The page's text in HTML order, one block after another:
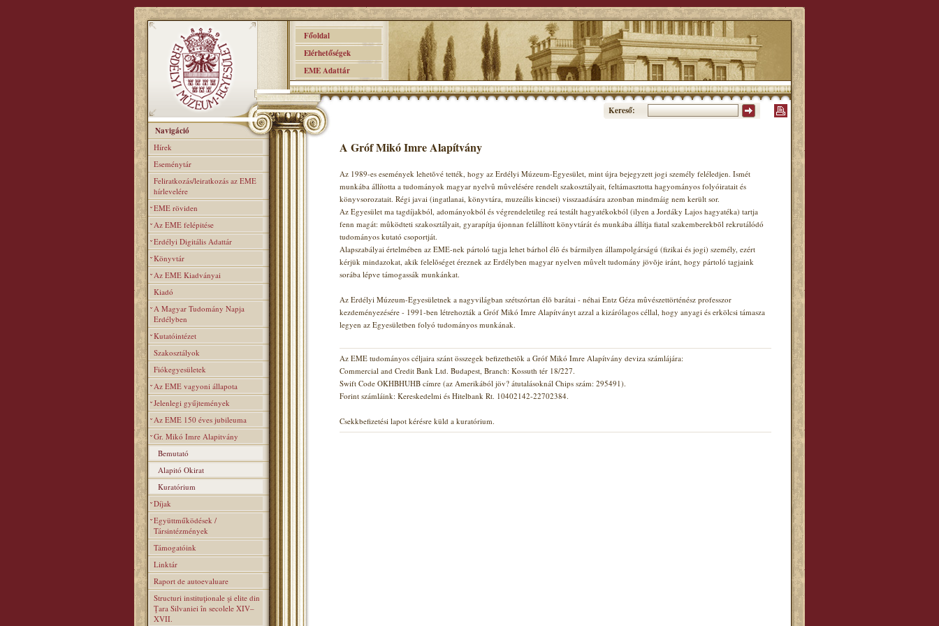
Főoldal
Elérhetőségek
EME Adattár
Kereső:
Navigáció
Hírek
Eseménytár
Feliratkozás/leiratkozás az EME
hírlevelére
EME röviden
Az EME felépitése
Erdélyi Digitális Adattár
Könyvtár
Az EME Kiadványai
Kiadó
A Magyar Tudomány Napja
Erdélyben
Kutatóintézet
Szakosztályok
Fiókegyesületek
Az EME vagyoni állapota
Jelenlegi gyűjtemények
Az EME 150 éves jubileuma
Gr. Mikó Imre Alapitvány
Bemutató
Alapitó Okirat
Kuratórium
Díjak
Együttműködések /
Társintézmények
Támogatóink
Linktár
Raport de autoevaluare
Structuri instituţionale şi elite din
Ţara Silvaniei în secolele XIV–
XVII.
A Gróf Mikó Imre Alapítvány
Az 1989-es események lehetõvé tették, hogy az Erdélyi Múzeum-Egyesület, mint újra bejegyzett jogi személy feléledjen. Ismét
munkába állította a tudományok magyar nyelvû mûvelésére rendelt szakosztályait, feltámasztotta hagyományos folyóiratait és
könyvsorozatait. Régi javai (ingatlanai, könyvtára, muzeális kincsei) visszaadására azonban mindmáig nem került sor.
Az Egyesület ma tagdíjakból, adományokból és végrendeletileg reá testált hagyatékokból (ilyen a Jordáky Lajos hagyatéka) tartja
fenn magát: mûködteti szakosztályait, gyarapítja újonnan felállított könyvtárát és munkába állítja fiatal szakemberekbõl rekrutálódó
tudományos kutató csoportját.
Alapszabályai értelmében az EME-nek pártoló tagja lehet bárhol élõ és bármilyen állampolgárságú (fizikai és jogi) személy, ezért
kérjük mindazokat, akik felelõséget éreznek az Erdélyben magyar nyelven mûvelt tudomány jövõje iránt, hogy pártoló tagjaink
sorába lépve támogassák munkánkat.
Az Erdélyi Múzeum-Egyesületnek a nagyvilágban szétszórtan élõ barátai - néhai Entz Géza mûvészettörténész professzor
kezdeményezésére - 1991-ben létrehozták a Gróf Mikó Imre Alapítványt azzal a kizárólagos céllal, hogy anyagi és erkölcsi támasza
legyen az Egyesületben folyó tudományos munkának.
Az EME tudományos céljaira szánt összegek befizethetõk a Gróf Mikó Imre Alapítvány deviza számlájára:
Commercial and Credit Bank Ltd. Budapest, Branch: Kossuth tér 18/227.
Swift Code OKHBHUHB címre (az Amerikából jöv? átutalásoknál Chips szám: 295491).
Forint számláink: Kereskedelmi és Hitelbank Rt. 10402142-22702384.
Csekkbefizetési lapot kérésre küld a kuratórium.